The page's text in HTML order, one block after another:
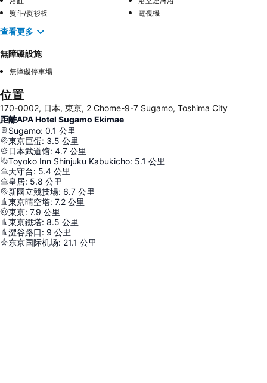
熨斗/熨衫板
電視機
查看更多
無障礙設施
無障礙停車場
位置
170-0002, 日本, 東京, 2 Chome-9-7 Sugamo, Toshima City
距離APA Hotel Sugamo Ekimae
Sugamo: 0.1 公里
東京巨蛋: 3.5 公里
日本武道馆: 4.7 公里
Toyoko Inn Shinjuku Kabukicho: 5.1 公里
天守台: 5.4 公里
皇居: 5.8 公里
新國立競技場: 6.7 公里
東京晴空塔: 7.2 公里
東京: 7.9 公里
東京鐵塔: 8.5 公里
澀谷路口: 9 公里
东京国际机场: 21.1 公里